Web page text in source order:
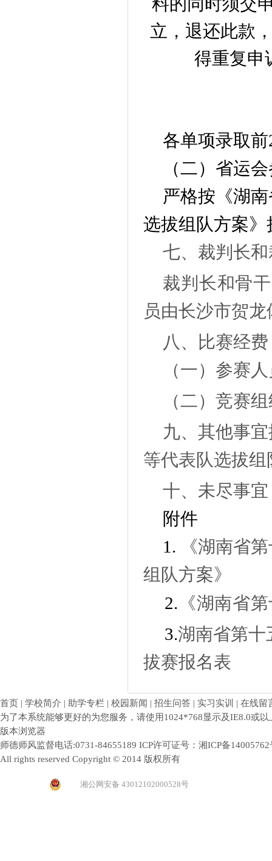
立，退还此款
得重复申
各单项录取前
（二）省运
严格按《湖
选拔组队方案》
七、裁判长
裁判长和骨
员由长沙市贺
八、比赛经费
（一）参赛
（二） 竞赛
九、其他事
等代表队选拔
十、未尽事
附件
1.
《湖南省
组队方案》
2. 《湖南省
3.湖南省第十
拔赛报名表
首页 | 学校简介 | 助学专栏 | 校园新闻 | 招生问答 | 实习实训 | 在线留
为了本系统能够更好的为您服务，请使用1024*768显示及IE8.0或以
版本浏览器
师德师风监督电话:0731-84655189 ICP许可证号： 湘ICP备14005762
All rights reserved Copyright © 2014 版权所有
湘公网安备 43012102000528号